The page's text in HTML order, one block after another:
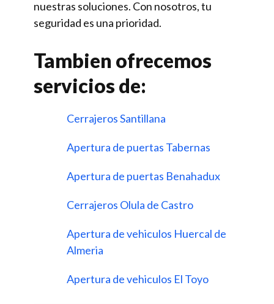
nuestras soluciones. Con nosotros, tu
seguridad es una prioridad.
Tambien ofrecemos
servicios de:
Cerrajeros Santillana
Apertura de puertas Tabernas
Apertura de puertas Benahadux
Cerrajeros Olula de Castro
Apertura de vehiculos Huercal de
Almeria
Apertura de vehiculos El Toyo